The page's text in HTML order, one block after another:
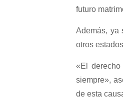
futuro
Además, ya
otros
«El
siempre»,
de esta